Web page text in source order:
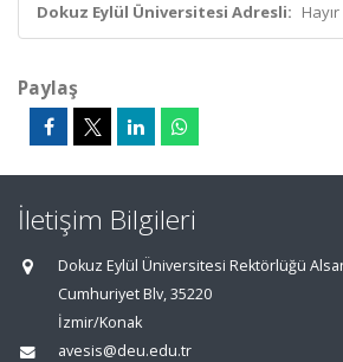
Dokuz Eylül Üniversitesi Adresli: Hayır
Paylaş
İletişim Bilgileri
Dokuz Eylül Üniversitesi Rektörlüğü
Cumhuriyet Blv, 35220
İzmir/Konak
avesis@deu.edu.tr